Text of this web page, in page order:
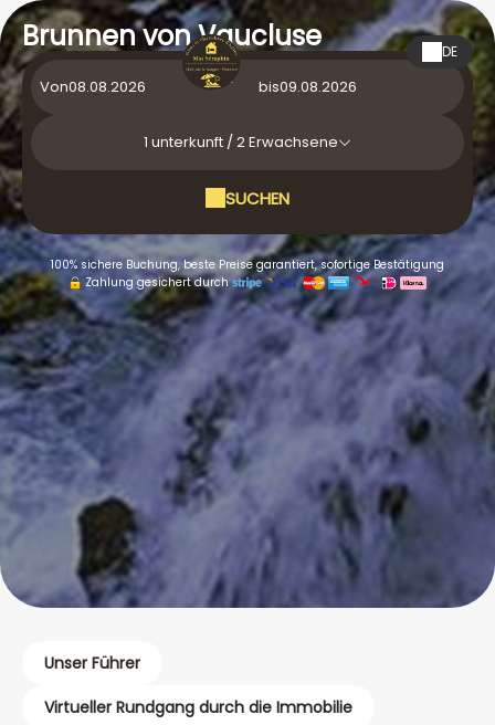
DE
Brunnen von Vaucluse
Von bis
1 unterkunft /2Erwachsene
SUCHEN
100% sichere Buchung, beste Preise garantiert, sofortige Bestätigung
Zahlung gesichert durch
Unser Führer
Virtueller Rundgang durch die Immobilie